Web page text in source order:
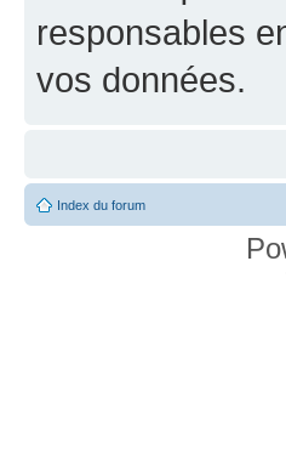
responsables
vos données.
Index du forum